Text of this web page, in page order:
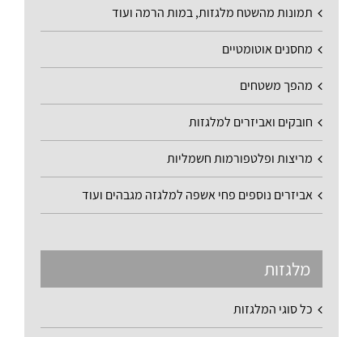
תמונות מהשטח מלגזות, במות הרמה ועוד
מחסנים אוטומטיים
מהפך משטחים
חובקים ואביזרים למלגזות
מריצות ופלטפורמות חשמליות
אביזרים נוספים פחי אשפה למלגזה מגבהים ועוד
מלגזות
כל סוגי המלגזות